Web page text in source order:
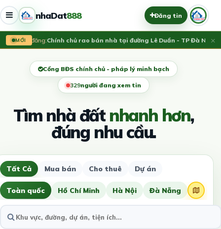
nhaDat888 Đăng tin
MỚI
Vừa đăng:Chính chủ rao bán nhà tại đường Lê Duẩn - TP Đà Nẵng;×
Cổng BĐS chính chủ - pháp lý minh bạch
333người đang xem tin
Tìm nhà đấtnhanh hơn,
đúng nhu cầu.
Tất Cả Mua bán Cho thuê Dự án
Toàn quốc Hồ Chí Minh Hà Nội Đà Nẵng